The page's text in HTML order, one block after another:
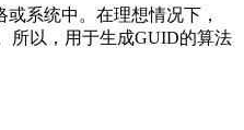
系统中。在理想情况下，
所以，用于生成GUID的算法